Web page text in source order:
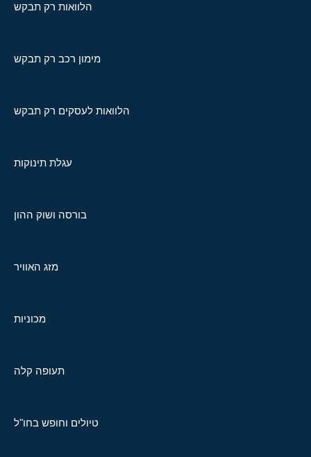
הלוואות רק תבקש
מימון רכב רק תבקש
הלוואות לעסקים רק תבקש
עגלת תינוקות
בורסה ושוק ההון
מזג האוויר
מכוניות
תעופה קלה
טיולים וחופש בחו"ל